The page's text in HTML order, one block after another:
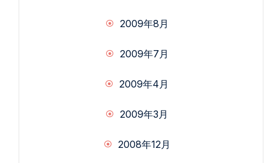
2009年8月
2009年7月
2009年4月
2009年3月
2008年12月